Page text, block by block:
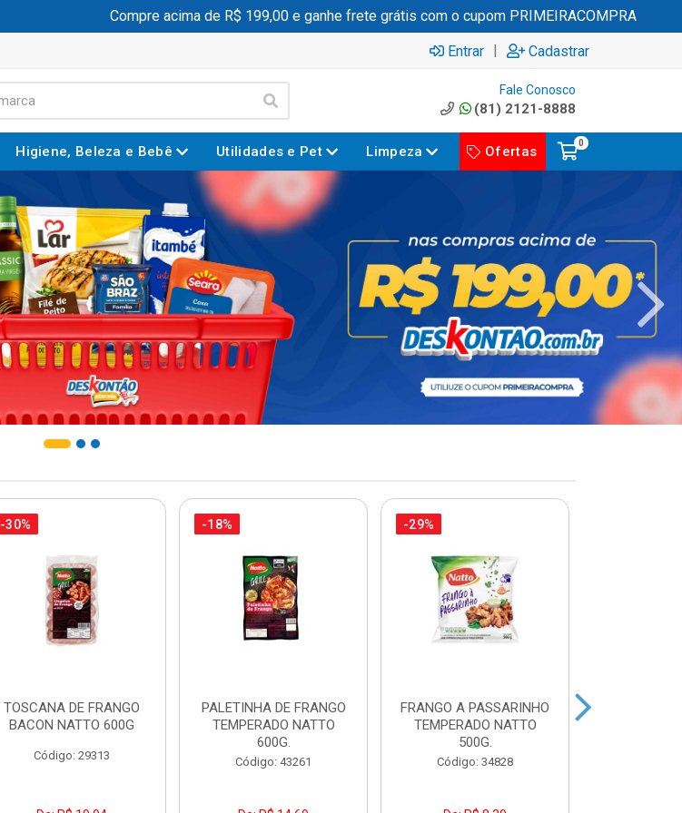
Compre acima de R$ 199,00 e ganhe frete grátis com o cupom PRIMEIRACOMPRA
Entrar | Cadastrar
Fale Conosco
(81) 2121-8888
Higiene, Beleza e Bebê Utilidades e Pet Limpeza Ofertas
0
-30%
TOSCANA DE FRANGO
BACON NATTO 600G
Código: 29313
-18%
PALETINHA DE FRANGO
TEMPERADO NATTO
600G.
Código: 43261
-29%
FRANGO A PASSARINHO
TEMPERADO NATTO
500G.
Código: 34828